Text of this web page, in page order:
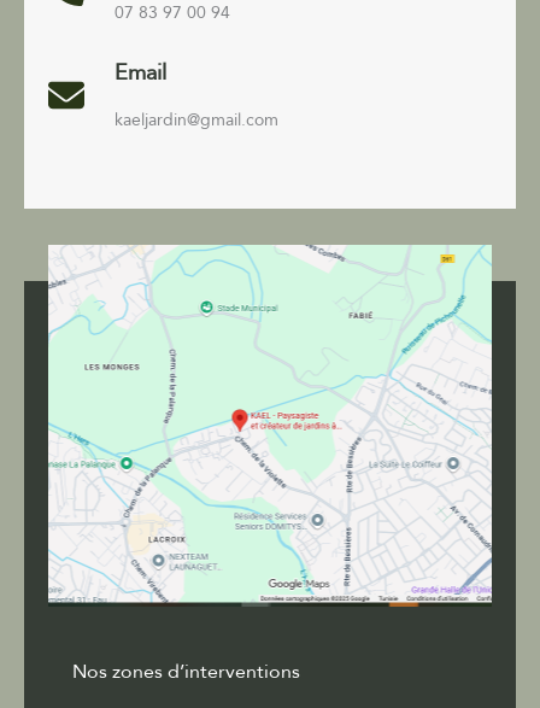
07 83 97 00 94
Email
kaeljardin@gmail.com
Nos zones d’interventions